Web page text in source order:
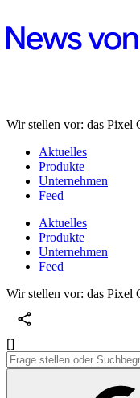
Wir stellen vor: das Pixel
Aktuelles
Produkte
Unternehmen
Feed
Aktuelles
Produkte
Unternehmen
Feed
Wir stellen vor: das Pixel
[]